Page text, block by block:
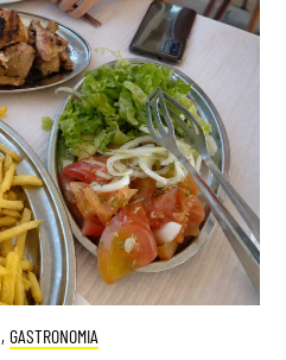
, GASTRONOMIA